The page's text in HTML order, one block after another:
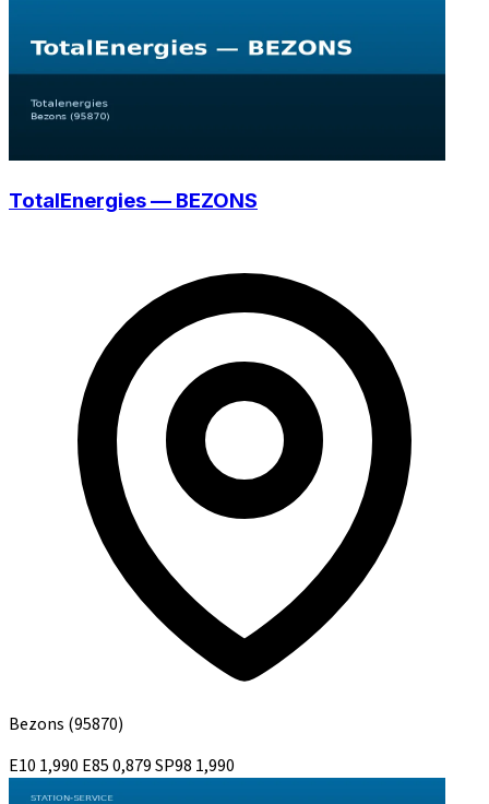
TotalEnergies — BEZONS
Bezons (95870)
E10 1,990 E850,879SP98 1,990